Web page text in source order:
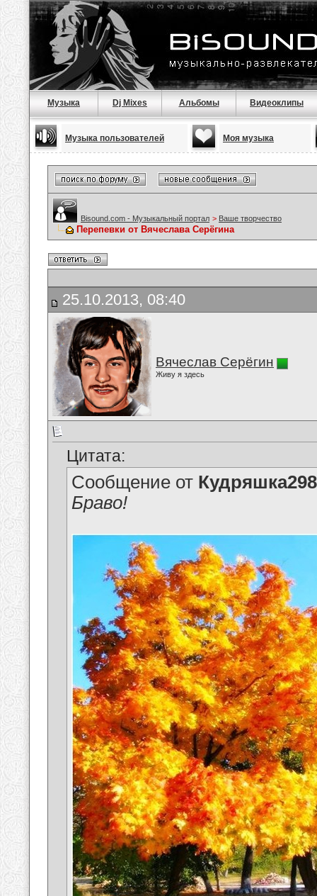
Музыка Dj Mixes Альбомы Видеоклипы
Музыка пользователей Моя музыка
Bisound.com - Музыкальный портал > Ваше творчество
Перепевки от Вячеслава Серёгина
25.10.2013, 08:40
Вячеслав Серёгин
Живу я здесь
Цитата:
Сообщение от Кудряшка298
Браво!